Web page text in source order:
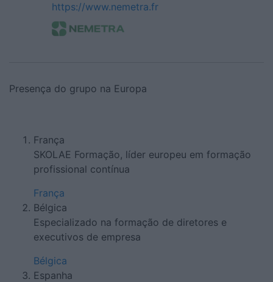
https://www.nemetra.fr
Presença do grupo na Europa
França
SKOLAE Formação, líder europeu em formação
profissional contínua
França
Bélgica
Especializado na formação de diretores e
executivos de empresa
Bélgica
Espanha